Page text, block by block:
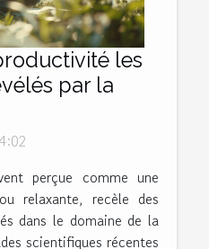
les
par la
perçue comme une
relaxante, recèle des
dans le domaine de la
scientifiques récentes